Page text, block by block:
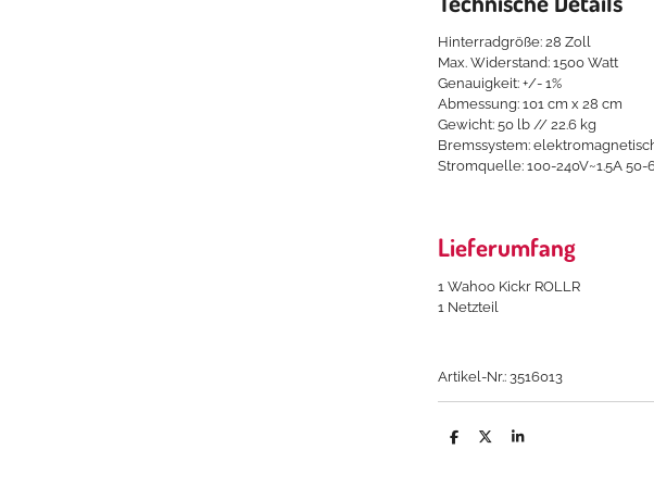
Hinterradgröße: 28 Zoll
Max. Widerstand: 1500 Watt
Genauigkeit: +/- 1%
Abmessung: 101 cm x 28 cm
Gewicht: 50 lb // 22.6 kg
Bremssystem:
Stromquelle: 100-240V~1.5A 50-
Lieferumfang
1 Wahoo Kickr ROLLR
1 Netzteil
Artikel-Nr.: 3516013
T
T
T